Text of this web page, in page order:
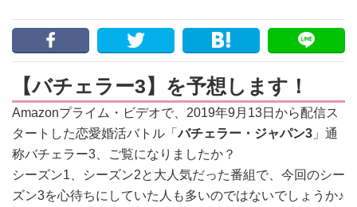
【バチェラー3】を予想します！
Amazonプライム・ビデオで、2019年9月13日から配信ス
タートした恋愛婚活バトル「バチェラー・ジャパン3 」通
称バチェラー3、ご覧になりましたか？
シーズン1、シーズン2と大人気だった番組で、今回のシー
ズン3を心待ちにしていた人も多いのではないでしょうか♪